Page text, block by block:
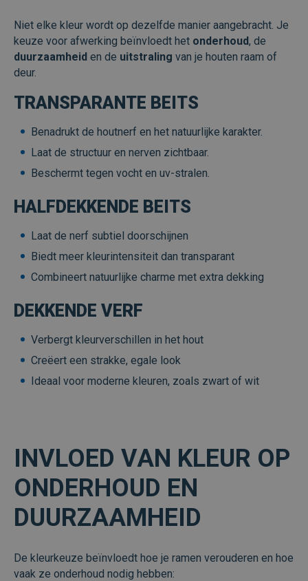
Niet elke kleur wordt op dezelfde manier aangebracht. Je
keuze voor afwerking beïnvloedt het onderhoud, de
duurzaamheid en de uitstraling van je houten raam of
deur.
TRANSPARANTE BEITS
Benadrukt de houtnerf en het natuurlijke karakter.
Laat de structuur en nerven zichtbaar.
Beschermt tegen vocht en uv-stralen.
HALFDEKKENDE BEITS
Laat de nerf subtiel doorschijnen
Biedt meer kleurintensiteit dan transparant
Combineert natuurlijke charme met extra dekking
DEKKENDE VERF
Verbergt kleurverschillen in het hout
Creëert een strakke, egale look
Ideaal voor moderne kleuren, zoals zwart of wit
INVLOED VAN KLEUR OP
ONDERHOUD EN
DUURZAAMHEID
De kleurkeuze beïnvloedt hoe je ramen verouderen en hoe
vaak ze onderhoud nodig hebben: